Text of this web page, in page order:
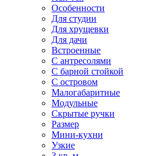
Особенности
Для студии
Для хрущевки
Для дачи
Встроенные
С антресолями
С барной стойкой
С островом
Малогабаритные
Модульные
Скрытые ручки
Размер
Мини-кухни
Узкие